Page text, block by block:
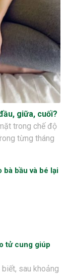
giữa, cuối?
trong chế độ
từng tháng
bà bầu và bé lại
tử cung giúp
sau khoảng